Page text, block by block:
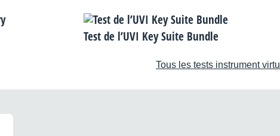
Test de l’UVI Key Suite Bundle
Tous les tests instrument